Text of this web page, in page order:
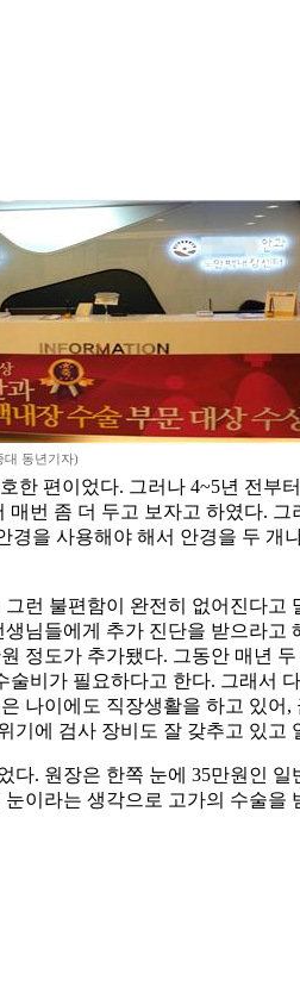
대 동년기자)
편이었다. 그러나 4~5년 전부
번 좀 더 두고 보자고 하였다.
을 사용해야 해서 안경을 두 개
런 불편함이 완전히 없어진다
님들에게 추가 진단을 받으라고
정도가 추가됐다. 그동안 매년
비가 필요하다고 한다. 그래서
나이에도 직장생활을 하고 있
에 검사 장비도 잘 갖추고 있고
. 원장은 한쪽 눈에 35만원인
이라는 생각으로 고가의 수술을